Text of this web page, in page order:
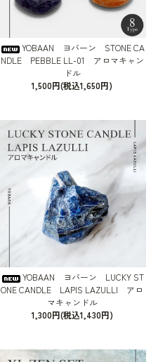
YOBAAN ヨバーン STONE CA
NDLE PEBBLE LL-01 アロマキャン
ドル
1,500円(税込1,650円)
YOBAAN ヨバーン LUCKY ST
ONE CANDLE LAPIS LAZULLI アロ
マキャンドル
1,300円(税込1,430円)